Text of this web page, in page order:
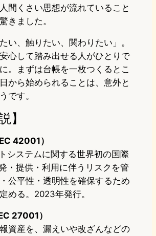
間くさい思想が流れていること
きました。
い、触りたい、関わりたい」。
心して踏み出せる人がひとりで
。まずは台帳を一枚つくるとこ
ら始められることは、意外と
です。
】
42001）
システムに関する世界初の国際
・提供・利用に伴うリスクを管
公平性・透明性を確保するため
める。2023年発行。
27001）
資産を、漏えいや改ざんなどの